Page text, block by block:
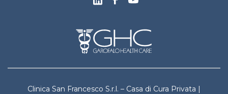
Clinica San Francesco S.r.l. – Casa di Cura Privata |